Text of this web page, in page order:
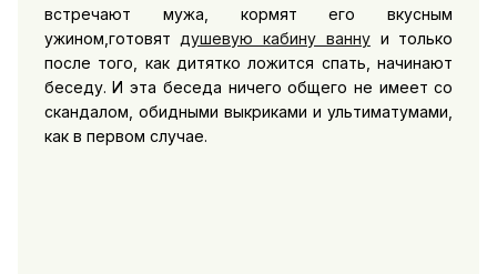
встречают мужа, кормят его вкусным
ужином,готовят душевую кабину ваннуи только
после того, как дитятко ложится спать, начинают
беседу. И эта беседа ничего общего не имеет со
скандалом, обидными выкриками и ультиматумами,
как в первом случае.